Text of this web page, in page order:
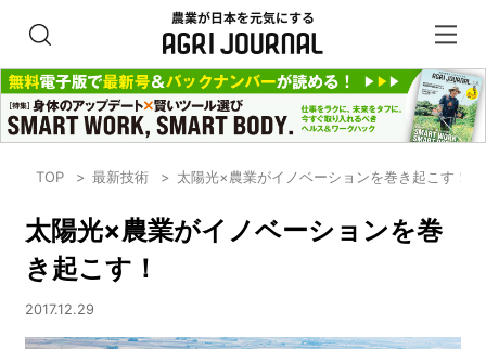
TOP 最新技術 太陽光×農業がイノベーションを巻き起こす！
太陽光×農業がイノベーションを巻
き起こす！
2017.12.29